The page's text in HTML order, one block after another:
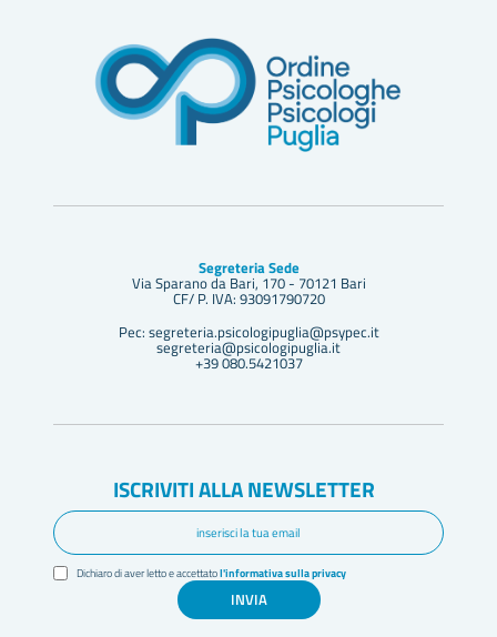
Segreteria Sede
Via Sparano da Bari, 170 - 70121 Bari
CF/ P. IVA: 93091790720
Pec: segreteria.psicologipuglia@psypec.it
segreteria@psicologipuglia.it
+39 080.5421037
ISCRIVITI ALLA NEWSLETTER
Dichiaro di aver letto e accettatol'informativa sulla privacy
INVIA